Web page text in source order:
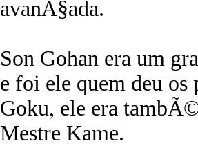
avanÃ§ada.
Son Gohan era um
e foi ele quem deu os
Goku, ele era
Mestre Kame.